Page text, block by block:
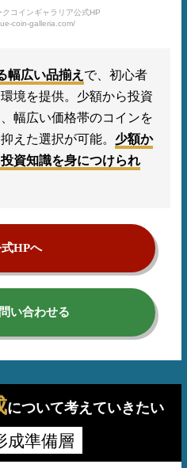
コインギャラリア公式HP
coin-galleria.com/
幅広い品揃え で、初心者
境を提供。少額から投資
幅広い価格帯のコインを
えた選択が可能。 少額か
資知識を身につけられ
HPへ
い合わせる
について考えていきたい
成準備層